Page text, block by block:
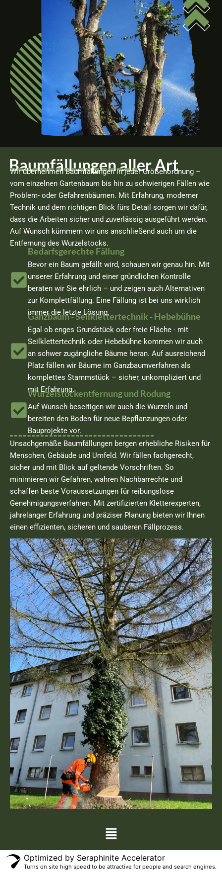
Baumfällungen aller Art
Wir übernehmen Baumfällungen in jeder Größenordnung –
vom einzelnen Gartenbaum bis hin zu schwierigen Fällen wie
Problem- oder Gefahrenbäumen. Mit Erfahrung, moderner
Technik und dem richtigen Blick fürs Detail sorgen wir dafür,
dass die Arbeiten sicher und zuverlässig ausgeführt werden.
Auf Wunsch kümmern wir uns anschließend auch um die
Entfernung des Wurzelstocks.
Bedarfsgerechte Fällung
Bevor ein Baum gefällt wird, schauen wir genau hin. Mit
unserer Erfahrung und einer gründlichen Kontrolle
beraten wir Sie ehrlich – und zeigen auch Alternativen
zur Komplettfällung. Eine Fällung ist bei uns wirklich
immer die letzte Lösung.
Ganzbaum - Seilklettertechnik - Hebebühne
Egal ob enges Grundstück oder freie Fläche - mit
Seilklettertechnik oder Hebebühne kommen wir auch
an schwer zugängliche Bäume heran. Auf ausreichend
Platz fällen wir Bäume im Ganzbaumverfahren als
komplettes Stammstück – sicher, unkompliziert und
mit Erfahrung.
Wurzelstockentfernung und Rodung
Auf Wunsch beseitigen wir auch die Wurzeln und
bereiten den Boden für neue Bepflanzungen oder
Bauprojekte vor.
Unsachgemäße Baumfällungen bergen erhebliche Risiken für
Menschen, Gebäude und Umfeld. Wir fällen fachgerecht,
sicher und mit Blick auf geltende Vorschriften. So
minimieren wir Gefahren, wahren Nachbarrechte und
schaffen beste Voraussetzungen für reibungslose
Genehmigungsverfahren. Mit zertifizierten Kletterexperten,
jahrelanger Erfahrung und präziser Planung bieten wir Ihnen
einen effizienten, sicheren und sauberen Fällprozess.
Menü
Optimized by Seraphinite Accelerator
Turns on site high speed to be attractive for people and search engines.